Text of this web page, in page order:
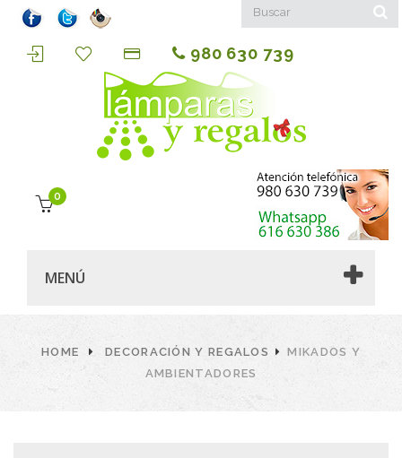
980 630 739
0
MENÚ
HOME DECORACIÓN Y REGALOS
MIKADOS Y
AMBIENTADORES